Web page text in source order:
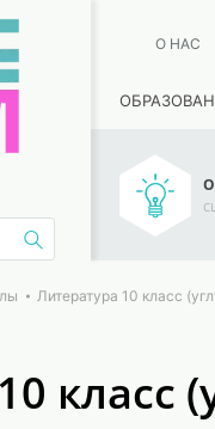
О НАС
Литература 10 класс
класс